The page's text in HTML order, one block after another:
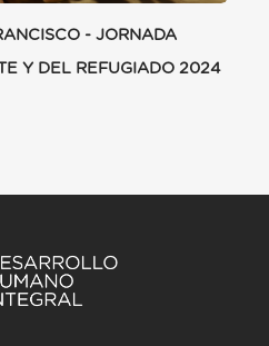
- JORNADA
Y DEL REFUGIADO 2024